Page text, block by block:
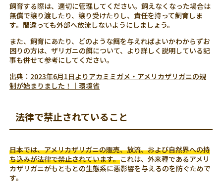
飼育する際は、適切に管理してください。飼えなくなった場合は
無償で譲り渡したり、譲り受けたりし、責任を持って飼育しま
す。間違っても外部へ放流しないようにしましょう。
また、飼育にあたり、どのような餌を与えればよいかわからずお
困りの方は、ザリガニの餌について、より詳しく説明している記
事も併せて参考にしてください。
出典： 2023年6月1日よりアカミミガメ・アメリカザリガニの規
制が始まりました！｜環境省
法律で禁止されていること
日本では、アメリカザリガニの販売、放流、および自然界への持
ち込みが法律で禁止されています。これは、外来種であるアメリ
カザリガニがもともとの生態系に悪影響を与えるのを防ぐためで
す。